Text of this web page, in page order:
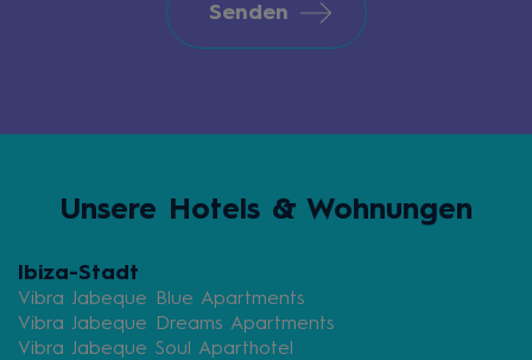
Senden
Unsere Hotels & Wohnungen
Ibiza-Stadt
Vibra Jabeque Blue Apartments
Vibra Jabeque Dreams Apartments
Vibra Jabeque Soul Aparthotel